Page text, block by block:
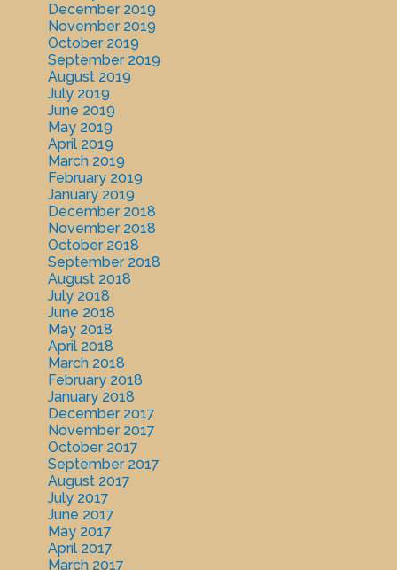
December 2019
November 2019
October 2019
September 2019
August 2019
July 2019
June 2019
May 2019
April 2019
March 2019
February 2019
January 2019
December 2018
November 2018
October 2018
September 2018
August 2018
July 2018
June 2018
May 2018
April 2018
March 2018
February 2018
January 2018
December 2017
November 2017
October 2017
September 2017
August 2017
July 2017
June 2017
May 2017
April 2017
March 2017